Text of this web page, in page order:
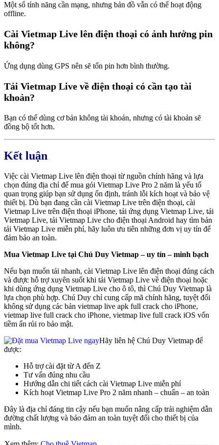
Một số tính năng cần mạng, nhưng bản đồ vẫn có thể hoạt động
offline.
Cài Vietmap Live lên điện thoại có ảnh hưởng pin
không?
Ứng dụng dùng GPS nên sẽ tốn pin hơn bình thường.
Tải Vietmap Live về điện thoại có cần tạo tài
khoản?
Bạn có thể dùng cơ bản không tài khoản, nhưng có tài khoản sẽ
đồng bộ tốt hơn.
Kết luận
Việc cài Vietmap Live lên điện thoại từ nguồn chính hãng và lựa
chọn đúng địa chỉ để mua gói Vietmap Live Pro 2 năm là yếu tố
quan trọng giúp bạn sử dụng ổn định, tránh lỗi kích hoạt và bảo vệ
thiết bị. Dù bạn đang cần cài Vietmap Live trên điện thoại, cài
Vietmap Live trên điện thoại iPhone, tải ứng dụng Vietmap Live, tải
Vietmap Live, tải Vietmap Live cho điện thoại Android hay tìm bản
tải Vietmap Live miễn phí, hãy luôn ưu tiên những đơn vị uy tín để
đảm bảo an toàn.
Mua Vietmap Live tại Chú Duy Vietmap – uy tín – minh bạch
Nếu bạn muốn tải nhanh, cài Vietmap Live lên điện thoại đúng cách
và được hỗ trợ xuyên suốt khi tải Vietmap Live về điện thoại hoặc
khi dùng ứng dụng Vietmap Live cho ô tô, thì Chú Duy Vietmap là
lựa chọn phù hợp. Chú Duy chỉ cung cấp mã chính hãng, tuyệt đối
không sử dụng các bản vietmap live apk full crack cho iPhone,
vietmap live full crack cho iPhone, vietmap live full crack iOS vốn
tiềm ẩn rủi ro bảo mật.
Hãy liên hệ Chú Duy Vietmap để
được:
Hỗ trợ cài đặt từ A đến Z
Tư vấn đúng nhu cầu
Hướng dẫn chi tiết cách cài Vietmap Live miễn phí
Kích hoạt Vietmap Live Pro 2 năm nhanh – chuẩn – an toàn
Đây là địa chỉ đáng tin cậy nếu bạn muốn nâng cấp trải nghiệm dẫn
đường chất lượng và bảo đảm an toàn tuyệt đối cho thiết bị của
mình.